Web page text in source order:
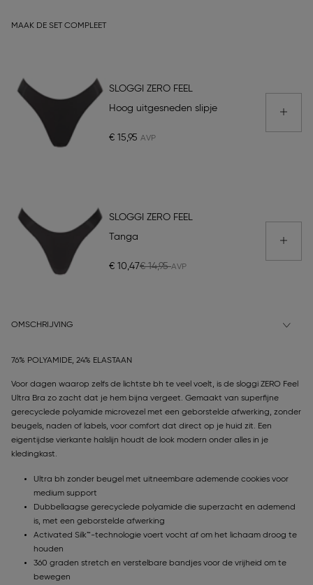
MAAK DE SET COMPLEET
SLOGGI ZERO FEEL
Hoog uitgesneden slipje
€ 15,95
SLOGGI ZERO FEEL
Tanga
€ 10,47€ 14,95
OMSCHRIJVING
76% POLYAMIDE, 24% ELASTAAN
Voor dagen waarop zelfs de lichtste bh te veel voelt, is de sloggi ZERO Feel
Ultra Bra zo zacht dat je hem bijna vergeet. Gemaakt van superfijne
gerecyclede polyamide microvezel met een geborstelde afwerking, zonder
beugels, naden of labels, voor comfort dat direct op je huid zit. Een
eigentijdse vierkante halslijn houdt de look modern onder alles in je
kledingkast.
Ultra bh zonder beugel met uitneembare ademende cookies voor
medium support
Dubbellaagse gerecyclede polyamide die superzacht en ademend
is, met een geborstelde afwerking
Activated Silk™-technologie voert vocht af om het lichaam droog te
houden
360 graden stretch en verstelbare bandjes voor de vrijheid om te
bewegen